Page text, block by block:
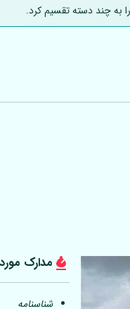
به چند دسته تقسیم کرد.
مدارک
شناسنامه